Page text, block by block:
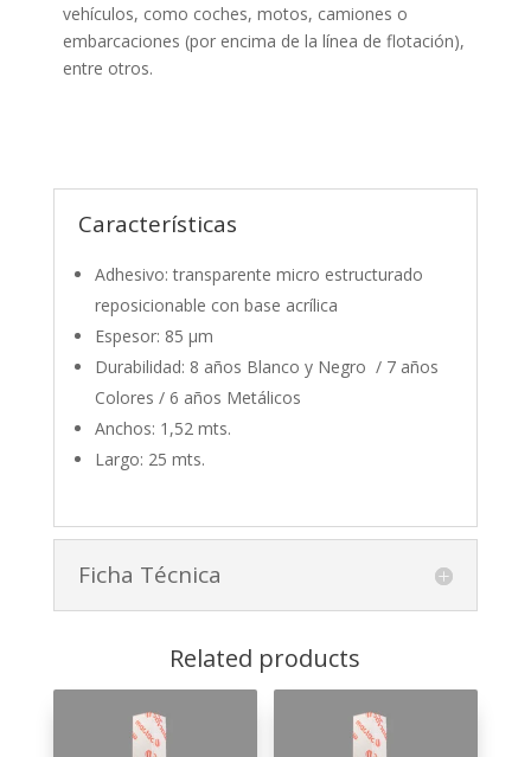
vehículos, como coches, motos, camiones o
embarcaciones (por encima de la línea de flotación),
entre otros.
Características
Adhesivo: transparente micro estructurado
reposicionable con base acrílica
Espesor: 85 µm
Durabilidad: 8 años Blanco y Negro / 7 años
Colores / 6 años Metálicos
Anchos: 1,52 mts.
Largo: 25 mts.
Ficha Técnica
Related products